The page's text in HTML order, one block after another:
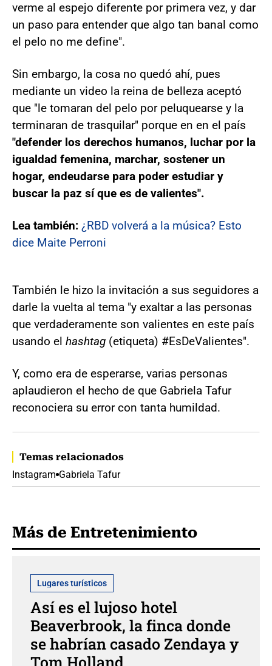
verme al espejo diferente por primera vez, y dar
un paso para entender que algo tan banal como
el pelo no me define".
Sin embargo, la cosa no quedó ahí, pues
mediante un video la reina de belleza aceptó
que "le tomaran del pelo por peluquearse y la
terminaran de trasquilar" porque en en el país
"defender los derechos humanos, luchar por la
igualdad femenina, marchar, sostener un
hogar, endeudarse para poder estudiar y
buscar la paz sí que es de valientes".
Lea también: ¿RBD volverá a la música? Esto
dice Maite Perroni
También le hizo la invitación a sus seguidores a
darle la vuelta al tema "y exaltar a las personas
que verdaderamente son valientes en este país
usando el hashtag (etiqueta) #EsDeValientes".
Y, como era de esperarse, varias personas
aplaudieron el hecho de que Gabriela Tafur
reconociera su error con tanta humildad.
Temas relacionados
Instagram Gabriela Tafur
Más de Entretenimiento
Lugares turísticos
Así es el lujoso hotel
Beaverbrook, la finca donde
se habrían casado Zendaya y